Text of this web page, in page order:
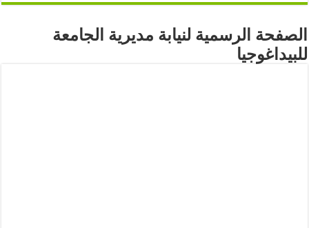
الصفحة الرسمية لنيابة مديرية الجامعة
للبيداغوجيا